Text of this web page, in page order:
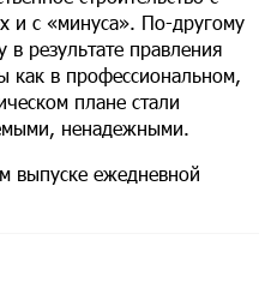
и с «минуса». По-другому
результате правления
как в профессиональном,
плане стали
ненадежными.
выпуске ежедневной